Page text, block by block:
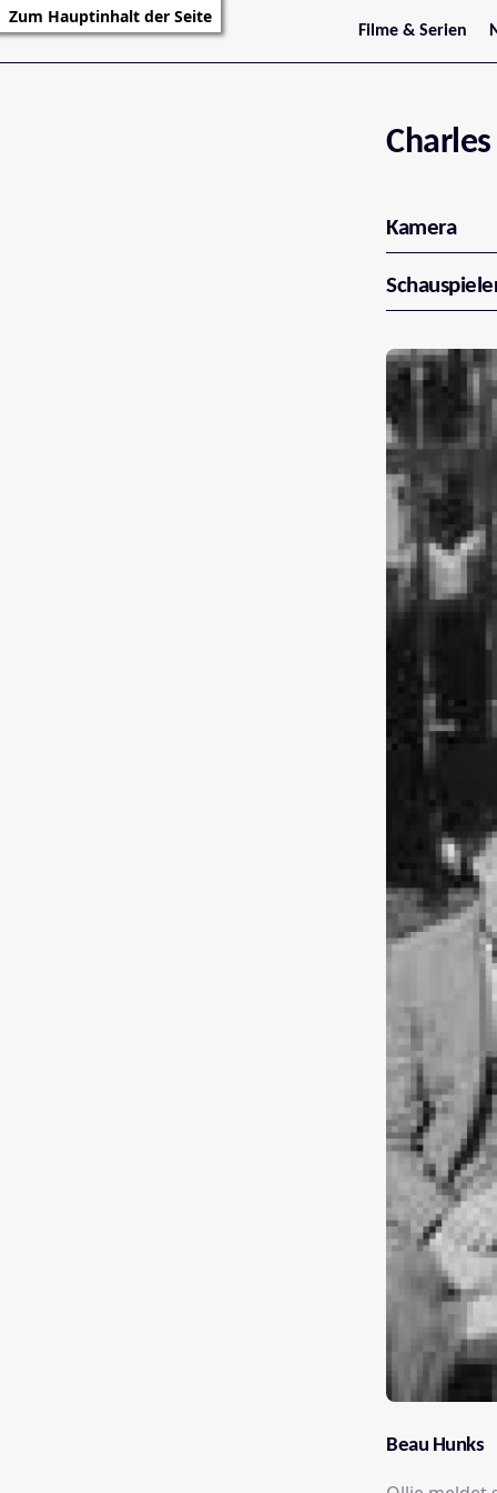
Zum Hauptinhalt der Seite
Filme & Serien
Trailer
Serienarchiv
Kamera
Beau Hunks